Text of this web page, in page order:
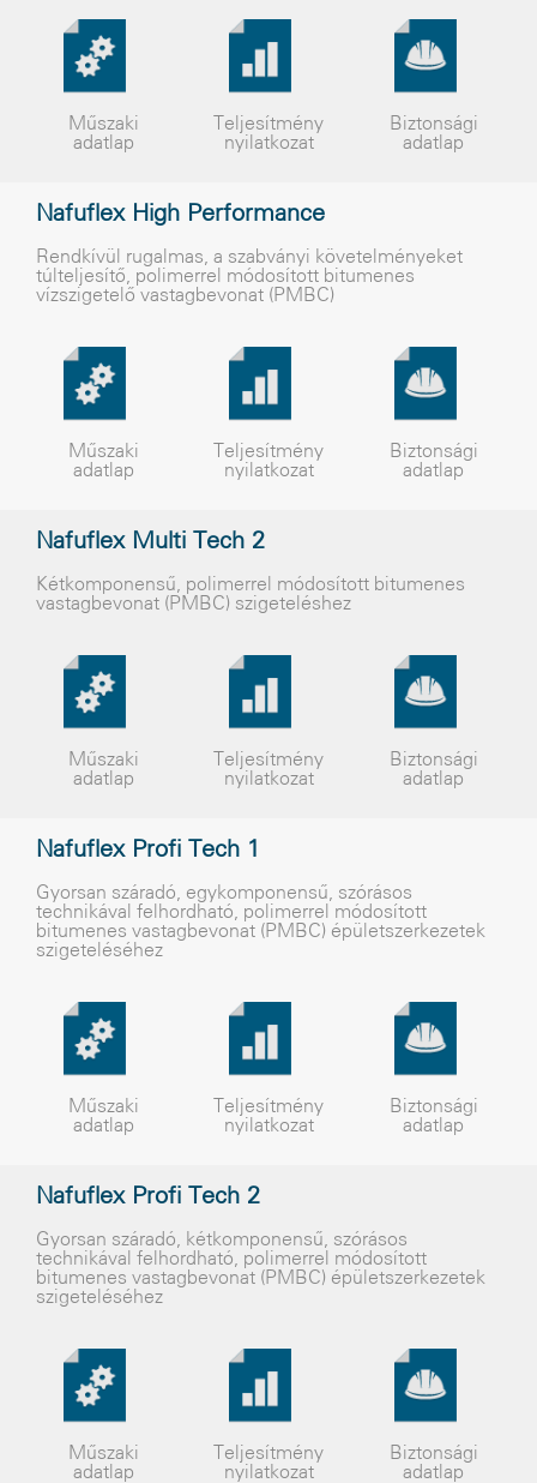
Műszaki
adatlap
Teljesítmény
nyilatkozat
Biztonsági
adatlap
Nafuflex High Performance
Rendkívül rugalmas, a szabványi követelményeket
túlteljesítő, polimerrel módosított bitumenes
vízszigetelő vastagbevonat (PMBC)
Műszaki
adatlap
Teljesítmény
nyilatkozat
Biztonsági
adatlap
Nafuflex Multi Tech 2
Kétkomponensű, polimerrel módosított bitumenes
vastagbevonat (PMBC) szigeteléshez
Műszaki
adatlap
Teljesítmény
nyilatkozat
Biztonsági
adatlap
Nafuflex Profi Tech 1
Gyorsan száradó, egykomponensű, szórásos
technikával felhordható, polimerrel módosított
bitumenes vastagbevonat (PMBC) épületszerkezetek
szigeteléséhez
Műszaki
adatlap
Teljesítmény
nyilatkozat
Biztonsági
adatlap
Nafuflex Profi Tech 2
Gyorsan száradó, kétkomponensû, szórásos
technikával felhordható, polimerrel módosított
bitumenes vastagbevonat (PMBC) épületszerkezetek
szigeteléséhez
Műszaki
adatlap
Teljesítmény
nyilatkozat
Biztonsági
adatlap